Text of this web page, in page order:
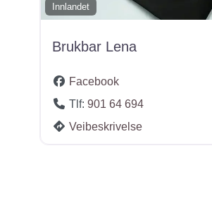
Innlandet
Brukbar Lena
Facebook
Tlf: 901 64 694
Veibeskrivelse